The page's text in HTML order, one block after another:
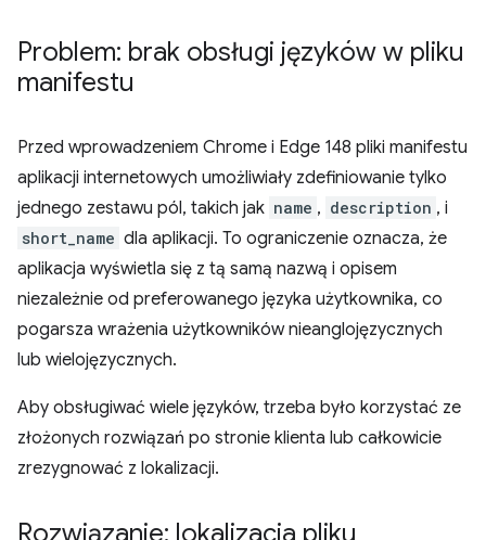
Problem: brak obsługi języków w pliku
manifestu
Przed wprowadzeniem Chrome i Edge 148 pliki manifestu
aplikacji internetowych umożliwiały zdefiniowanie tylko
jednego zestawu pól, takich jak name , description , i
short_name dla aplikacji. To ograniczenie oznacza, że
aplikacja wyświetla się z tą samą nazwą i opisem
niezależnie od preferowanego języka użytkownika, co
pogarsza wrażenia użytkowników nieanglojęzycznych
lub wielojęzycznych.
Aby obsługiwać wiele języków, trzeba było korzystać ze
złożonych rozwiązań po stronie klienta lub całkowicie
zrezygnować z lokalizacji.
Rozwiązanie: lokalizacja pliku